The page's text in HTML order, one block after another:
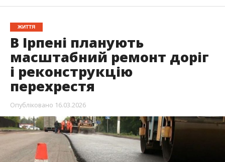
ЖИТТЯ
В Ірпені планують
масштабний ремонт доріг
і реконструкцію
перехрестя
Опубліковано 16.03.2026